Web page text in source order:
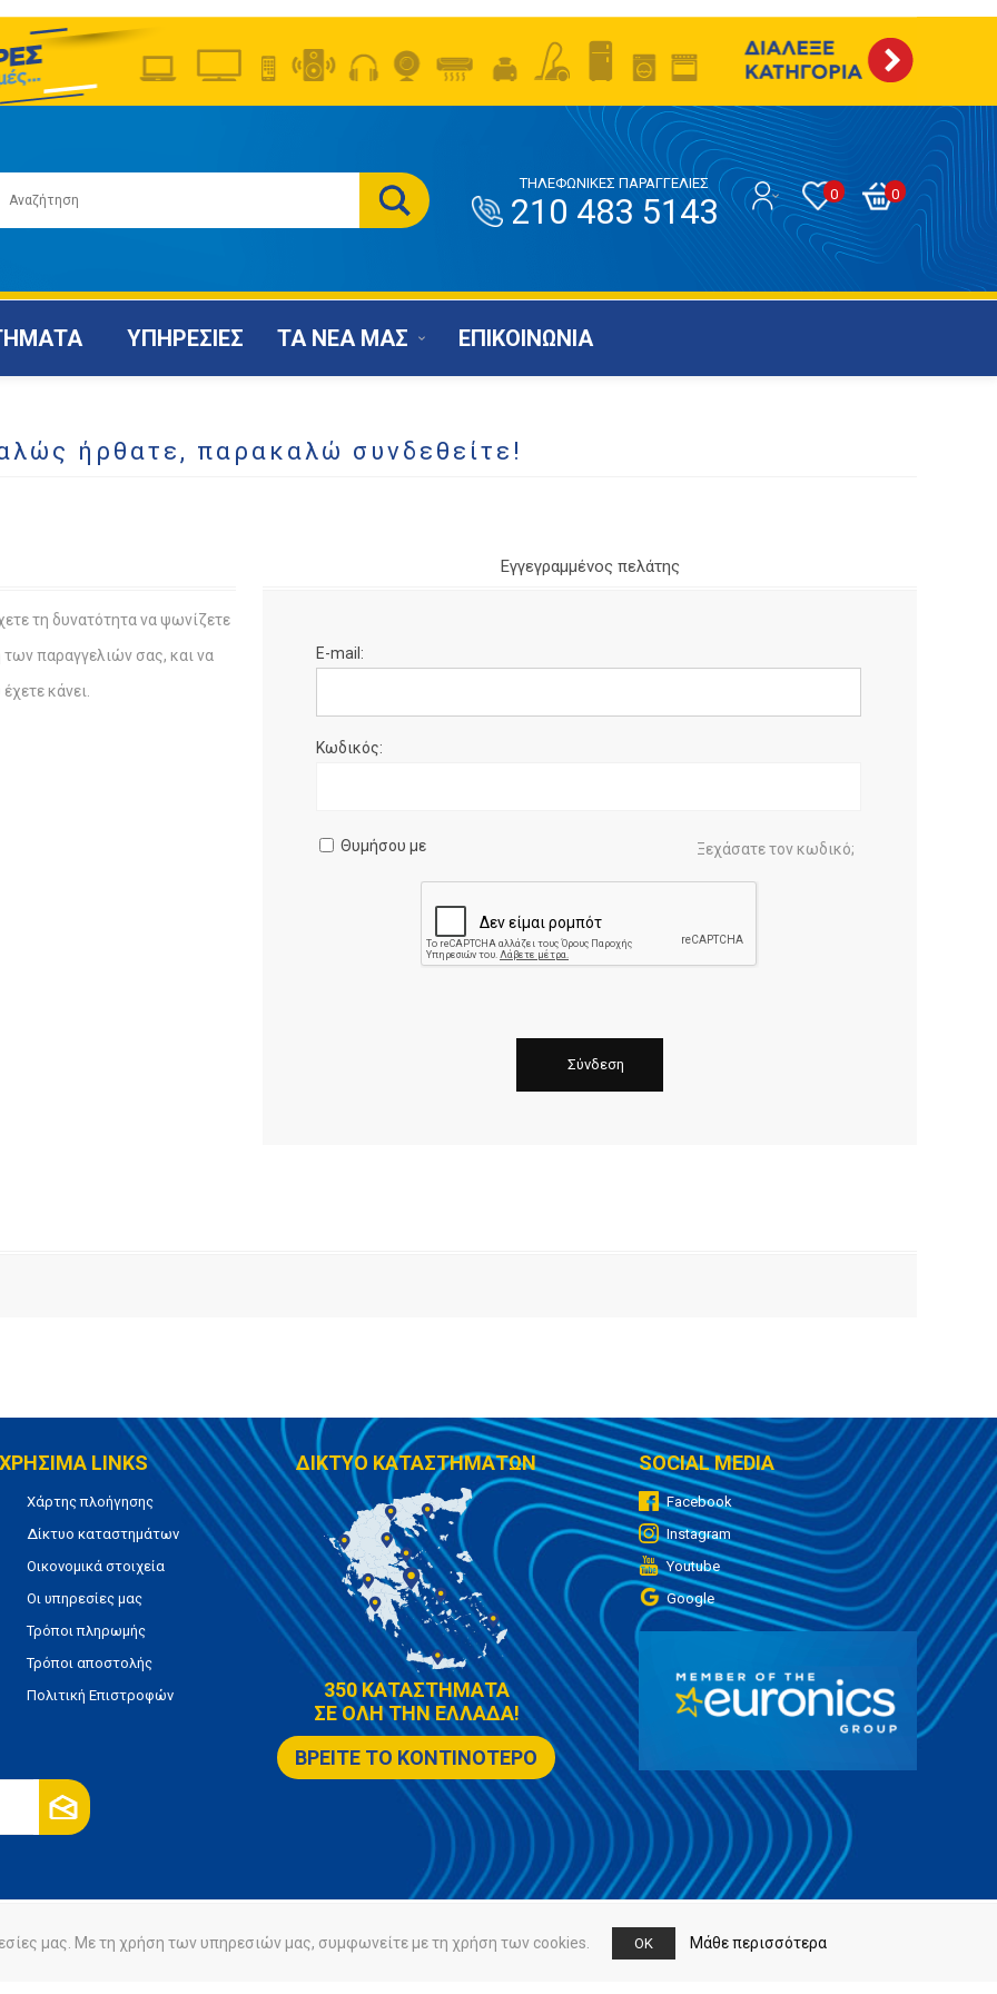
0
0
ΤΗΛΕΦΩΝΙΚΕΣ ΠΑΡΑΓΓΕΛΙΕΣ
210 483 5143
ΥΠΗΡΕΣΙΕΣ ΤΑ ΝΕΑ ΜΑΣ ΕΠΙΚΟΙΝΩΝΙΑ
ήρθατε, παρακαλώ συνδεθείτε!
τη δυνατότητα να ψωνίζετε
των παραγγελιών σας, και να
κάνει.
Εγγεγραμμένος πελάτης
E-mail:
Κωδικός:
Θυμήσου με Ξεχάσατε τον κωδικό;
ΧΡΗΣΙΜΑ LINKS
Χάρτης πλοήγησης
Δίκτυο καταστημάτων
Οικονομικά στοιχεία
Οι υπηρεσίες μας
Τρόποι πληρωμής
Τρόποι αποστολής
Πολιτική Επιστροφών
ΔΙΚΤΥΟ ΚΑΤΑΣΤΗΜΑΤΩΝ
350 ΚΑΤΑΣΤΗΜΑΤΑ
ΣΕ ΟΛΗ ΤΗΝ ΕΛΛΑΔΑ!
ΒΡΕΙΤΕ ΤΟ ΚΟΝΤΙΝΟΤΕΡΟ
SOCIAL MEDIA
Facebook
Instagram
Youtube
Google
Πολιτική Cookies
μας. Με τη χρήση των υπηρεσιών μας, συμφωνείτε με τη χρήση των cookies. OK Μάθε περισσότερα